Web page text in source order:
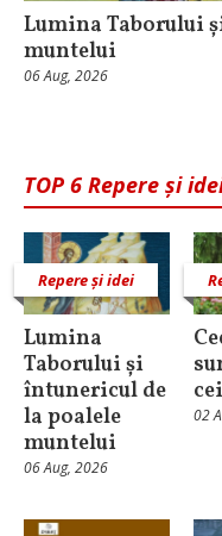
Lumina Taborului
muntelui
06 Aug, 2026
TOP 6 Repere și
Repere și idei
Lumina
Taborului și
întunericul de
la poalele
muntelui
06 Aug, 2026
02